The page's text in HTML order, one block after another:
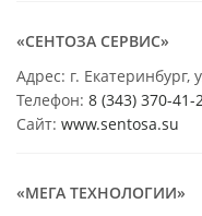
«СЕНТОЗА СЕРВИС»
Адрес: г. Екатеринбург,
Телефон: 8 (343) 370-41-
Сайт: www.sentosa.su
«МЕГА ТЕХНОЛОГИИ»